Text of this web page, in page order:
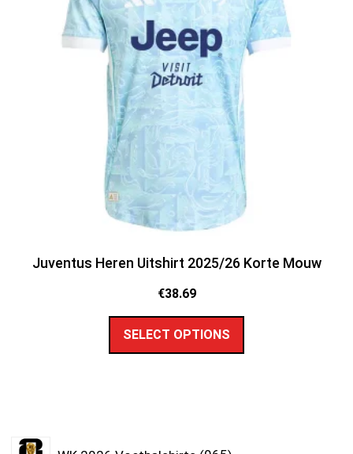
Juventus Heren Uitshirt 2025/26 Korte Mouw
€38.69
SELECT OPTIONS